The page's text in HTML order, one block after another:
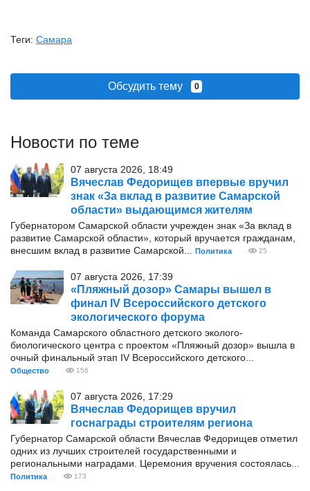
Теги: Самара
Обсудить тему 0
Новости по теме
07 августа 2026, 18:49
Вячеслав Федорищев впервые вручил
знак «За вклад в развитие Самарской
области» выдающимся жителям
Губернатором Самарской области учрежден знак «За вклад в
развитие Самарской области», который вручается гражданам,
внесшим вклад в развитие Самарской...
Политика 25
07 августа 2026, 17:39
«Пляжный дозор» Самары вышел в
финал IV Всероссийского детского
экологического форума
Команда Самарского областного детского эколого-
биологического центра с проектом «Пляжный дозор» вышла в
очный финальный этап IV Всероссийского детского...
Общество 156
07 августа 2026, 17:29
Вячеслав Федорищев вручил
госнаграды строителям региона
Губернатор Самарской области Вячеслав Федорищев отметил
одних из лучших строителей государственными и
региональными наградами. Церемония вручения состоялась...
Политика 173